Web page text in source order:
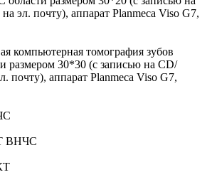
эл. почту), аппарат Planmeca Viso G7,
компьютерная томография зубов
размером 30*30 (с записью на CD/
почту), аппарат Planmeca Viso G7,
ВНЧС